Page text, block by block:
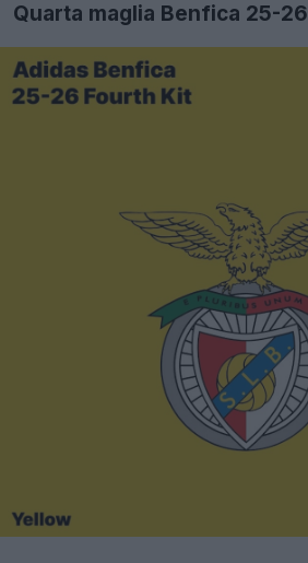
Quarta maglia Benfica 25-26